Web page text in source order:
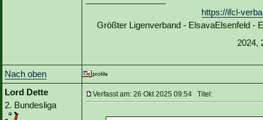
https://ifcl-
Größter Ligenverband - ElsavaElsenfeld -
2024,
Nach oben
Lord Dette
2. Bundesliga
Verfasst am: 26 Okt 2025 09:54 Titel: